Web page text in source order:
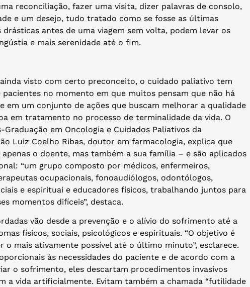
reconciliação, fazer uma visita, dizer palavras de consolo,
e um desejo, tudo tratado como se fosse as últimas
antes de uma viagem sem volta, podem levar os
e mais serenidade até o fim.
visto com certo preconceito, o cuidado paliativo tem
no momento em que muitos pensam que não há
em um conjunto de ações que buscam melhorar a qualidade
em tratamento no processo de terminalidade da vida. O
em Oncologia e Cuidados Paliativos da
Luiz Coelho Ribas, doutor em farmacologia, explica que
o doente, mas também a sua família – e são aplicados
“um grupo composto por médicos, enfermeiros,
ocupacionais, fonoaudiólogos, odontólogos,
e espirituai e educadores físicos, trabalhando juntos para
momentos difíceis”, destaca.
vão desde a prevenção e o alívio do sofrimento até a
físicos, sociais, psicológicos e espirituais. “O objetivo é
o mais ativamente possível até o último minuto”, esclarece.
às necessidades do paciente e de acordo com a
o sofrimento, eles descartam procedimentos invasivos
a vida artificialmente. Evitam também a chamada “futilidade